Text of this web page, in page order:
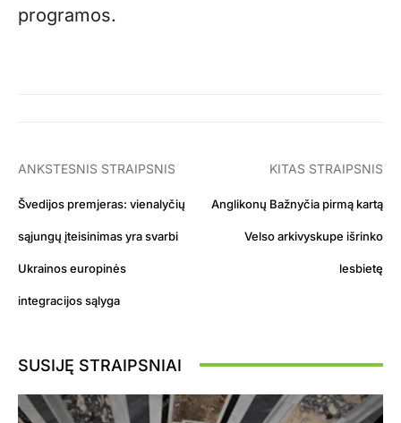
programos.
ANKSTESNIS STRAIPSNIS
Švedijos premjeras: vienalyčių
sąjungų įteisinimas yra svarbi
Ukrainos europinės
integracijos sąlyga
KITAS STRAIPSNIS
Anglikonų Bažnyčia pirmą kartą
Velso arkivyskupe išrinko
lesbietę
SUSIJĘ STRAIPSNIAI